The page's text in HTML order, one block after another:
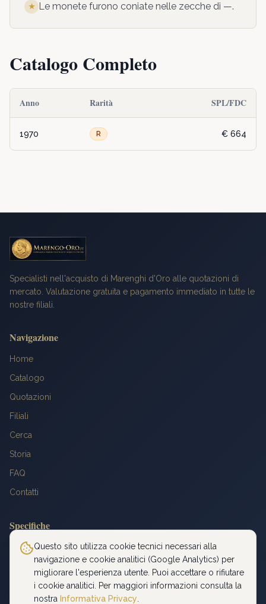
★ Le monete furono coniate nelle zecche di —.
Catalogo Completo
Anno Rarità SPL/FDC
1970 R € 664
Specialisti nell'acquisto di Marenghi d'Oro alle quotazioni di
mercato. Valutazione gratuita e pagamento immediato in tutte le
nostre filiali.
Navigazione
Home
Catalogo
Quotazioni
Filiali
Cerca
Storia
FAQ
Contatti
Specifiche
Peso: 6,4516 g
Titolo: 900‰
Diametro: 21 mm
Questo sito utilizza cookie tecnici necessari alla
navigazione e cookie analitici (Google Analytics) per
migliorare l'esperienza utente. Puoi accettare o rifiutare
i cookie analitici. Per maggiori informazioni consulta la
nostra Informativa Privacy